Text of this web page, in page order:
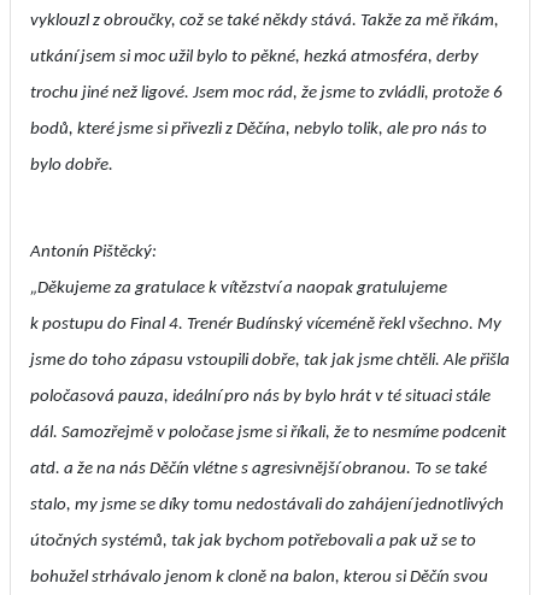
vyklouzl z obroučky, což se také někdy stává. Takže za mě říkám,
utkání jsem si moc užil bylo to pěkné, hezká atmosféra, derby
trochu jiné než ligové. Jsem moc rád, že jsme to zvládli, protože 6
bodů, které jsme si přivezli z Děčína, nebylo tolik, ale pro nás to
bylo dobře.
Antonín Pištěcký:
„Děkujeme za gratulace k vítězství a naopak gratulujeme
k postupu do Final 4. Trenér Budínský víceméně řekl všechno. My
jsme do toho zápasu vstoupili dobře, tak jak jsme chtěli. Ale přišla
poločasová pauza, ideální pro nás by bylo hrát v té situaci stále
dál. Samozřejmě v poločase jsme si říkali, že to nesmíme podcenit
atd. a že na nás Děčín vlétne s agresivnější obranou. To se také
stalo, my jsme se díky tomu nedostávali do zahájení jednotlivých
útočných systémů, tak jak bychom potřebovali a pak už se to
bohužel strhávalo jenom k cloně na balon, kterou si Děčín svou